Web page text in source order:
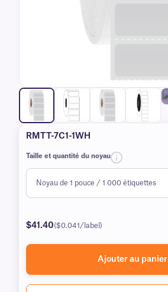
RMTT-7C1-1WH
Taille et quantité du noyau
$41.40($0.041/label)
Ajouter au panier